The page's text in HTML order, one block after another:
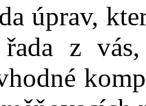
úprav,
z vás,